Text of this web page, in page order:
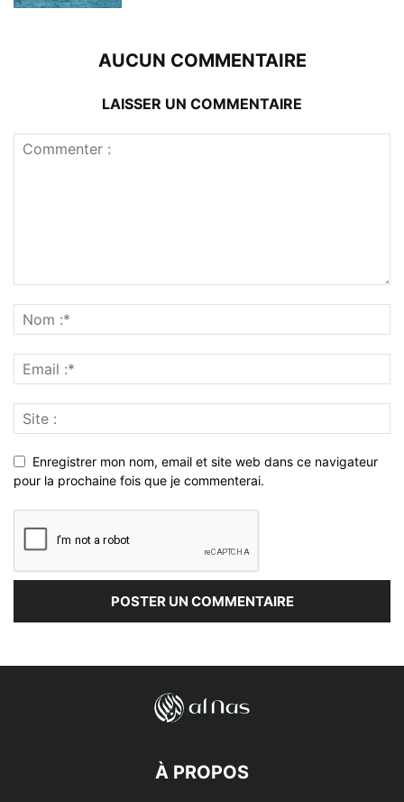
AUCUN COMMENTAIRE
LAISSER UN COMMENTAIRE
Enregistrer mon nom, email et site web dans ce navigateur
pour la prochaine fois que je commenterai.
À PROPOS